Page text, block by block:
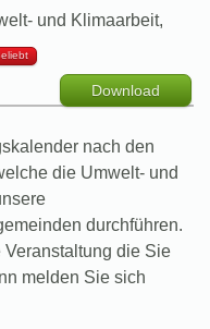
und Klimaarbeit,
Download
nach den
die Umwelt- und
durchführen.
die Sie
melden Sie sich